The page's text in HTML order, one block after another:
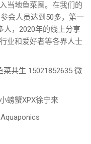
当地鱼菜圈。在我们的
会人员达到50多，第一
人，2020年的线上分享
业和爱好者等各界人士
共生 15021852635 微
螃蟹XPX徐宁来